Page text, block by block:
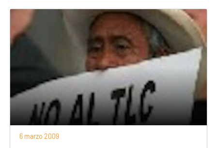
6 marzo 2009